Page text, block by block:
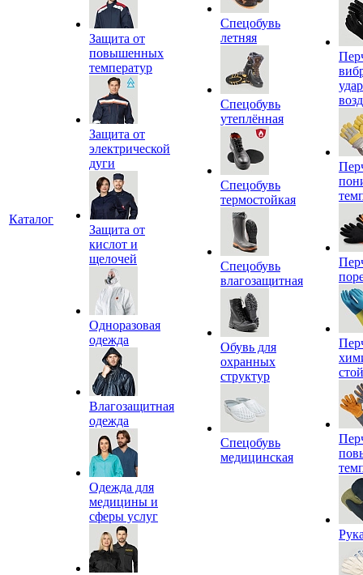
Каталог
Защита от
повышенных
температур
Защита от
электрической
дуги
Защита от
кислот и
щелочей
Одноразовая
одежда
Влагозащитная
одежда
Одежда для
медицины и
сферы услуг
Спецобувь
летняя
Спецобувь
утеплённая
Спецобувь
термостойкая
Спецобувь
влагозащитная
Обувь для
охранных
структур
Спецобувь
медицинская